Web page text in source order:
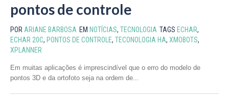
pontos de controle
POR ARIANE BARBOSA EM NOTÍCIAS, TECNOLOGIA TAGS ECHAR,
ECHAR 20C, PONTOS DE CONTROLE, TECONOLOGIA HA, XMOBOTS,
XPLANNER
Em muitas aplicações é imprescindível que o erro do modelo de
pontos 3D e da ortofoto seja na ordem de...